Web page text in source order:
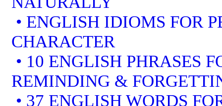
• ENGLISH IDIOMS FOR
CHARACTER
• 10 ENGLISH PHRASES
REMINDING &
• 37 ENGLISH WORDS